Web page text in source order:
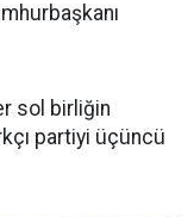
sol birliğin
partiyi üçüncü